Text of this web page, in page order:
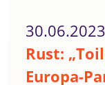
30.06.2023
Rust:
Europa-